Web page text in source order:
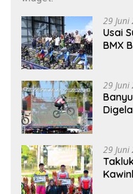
29 Juni
Usai
BMX
29 Juni
29 Juni